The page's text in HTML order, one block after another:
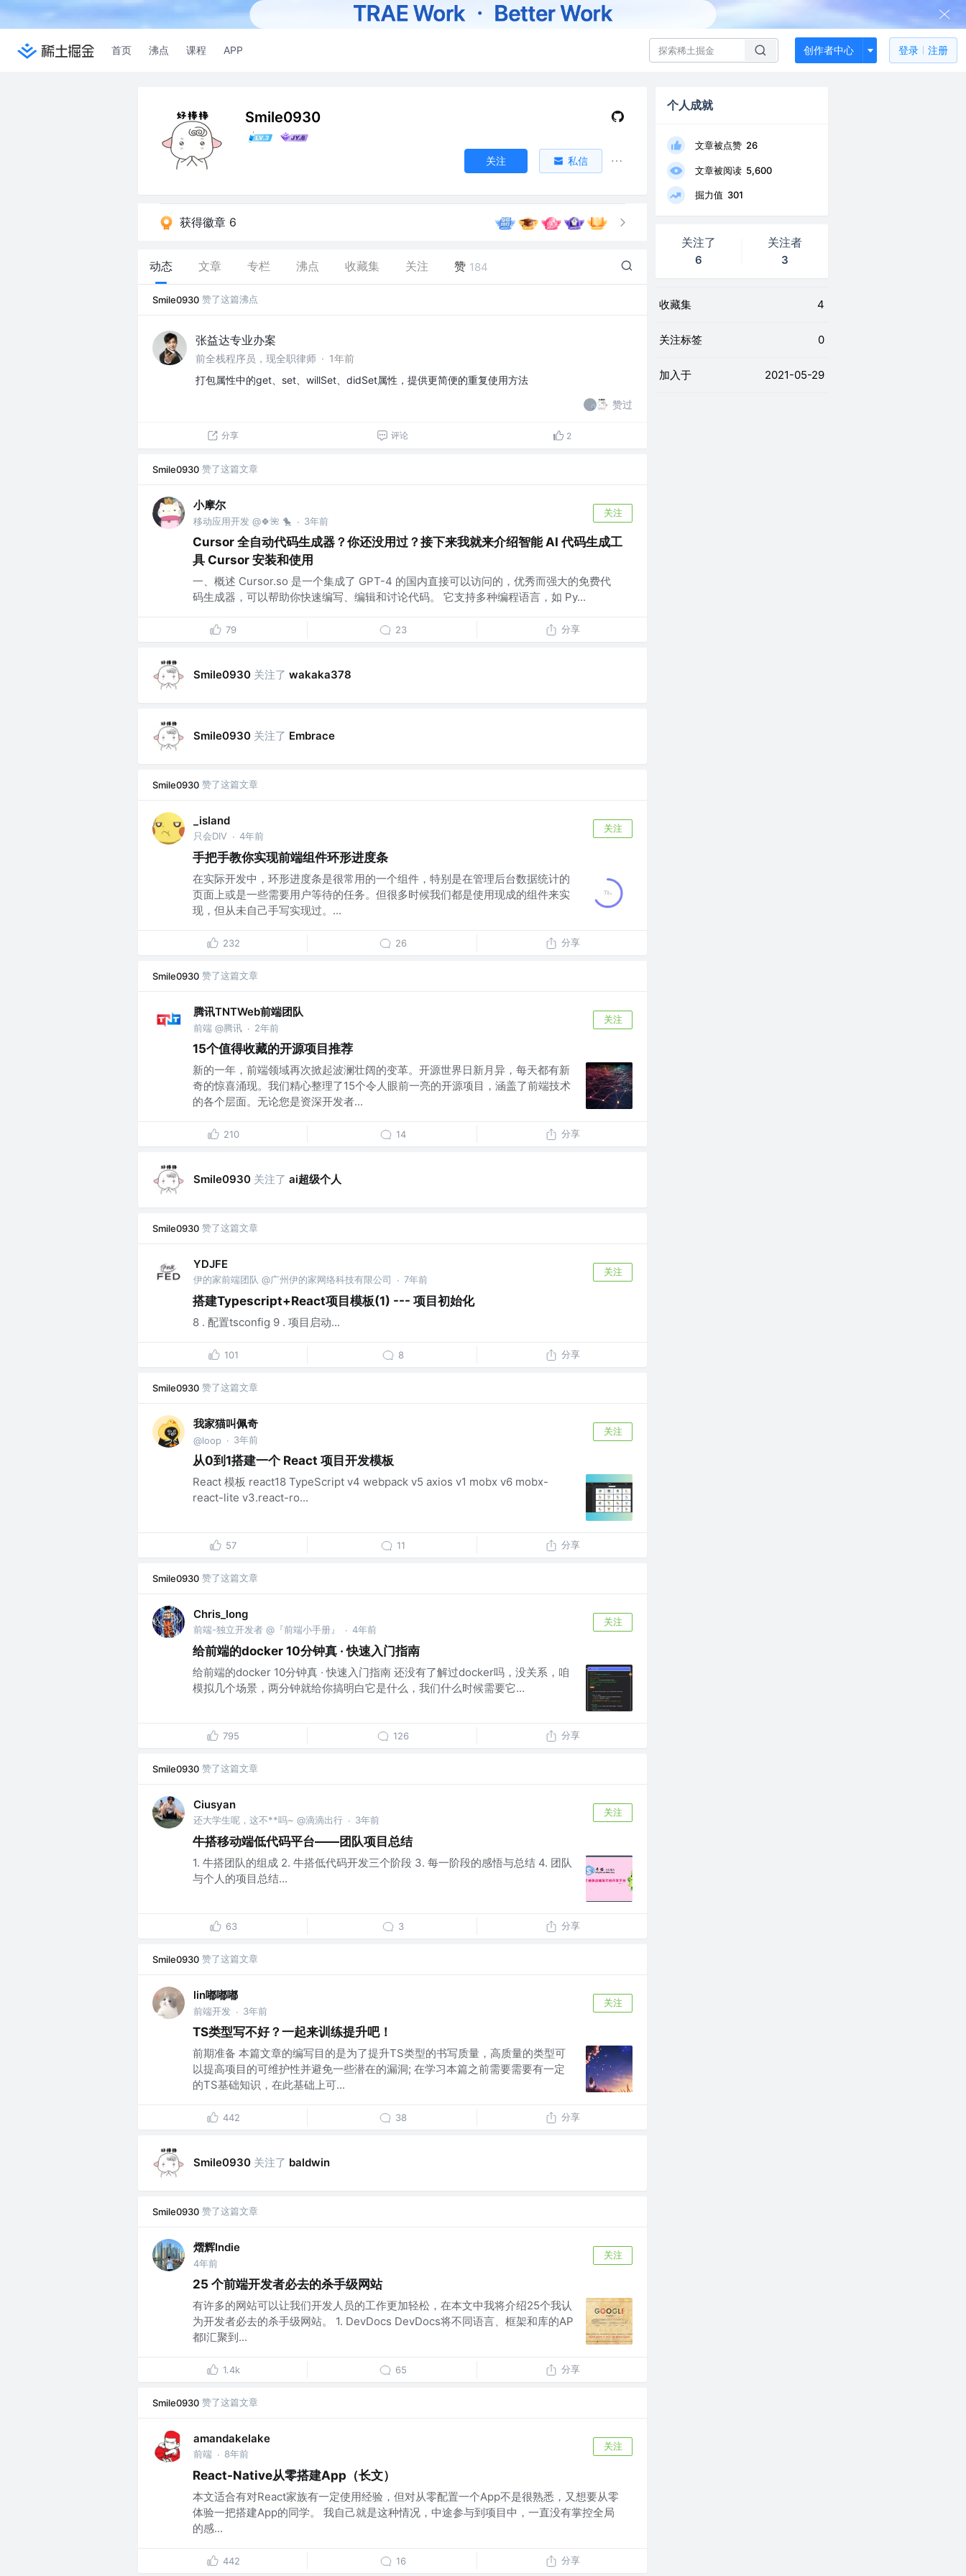
首页 沸点 课程 APP 创作者中心 登录 注册
Smile0930
关注 私信
获得徽章 6
动态 文章 专栏 沸点 收藏集 关注 赞 184
Smile0930 赞了这篇沸点
张益达专业办案
前全栈程序员，现全职律师 · 1年前
打包属性中的get、set、willSet、didSet属性，提供更简便的重复使用方法
赞过
分享 评论 2
Smile0930 赞了这篇文章
小摩尔
移动应用开发 @🍀🌺 🐤 · 3年前
关注
Cursor 全自动代码生成器？你还没用过？接下来我就来介绍智能 AI 代码生成工
具 Cursor 安装和使用
一、概述 Cursor.so 是一个集成了 GPT-4 的国内直接可以访问的，优秀而强大的免费代
码生成器，可以帮助你快速编写、编辑和讨论代码。 它支持多种编程语言，如 Py...
79 23 分享
Smile0930 关注了 wakaka378
Smile0930 关注了 Embrace
Smile0930 赞了这篇文章
_island
只会DIV · 4年前
关注
手把手教你实现前端组件环形进度条
在实际开发中，环形进度条是很常用的一个组件，特别是在管理后台数据统计的
页面上或是一些需要用户等待的任务。但很多时候我们都是使用现成的组件来实
现，但从未自己手写实现过。...
232 26 分享
Smile0930 赞了这篇文章
腾讯TNTWeb前端团队
前端 @腾讯 · 2年前
关注
15个值得收藏的开源项目推荐
新的一年，前端领域再次掀起波澜壮阔的变革。开源世界日新月异，每天都有新
奇的惊喜涌现。我们精心整理了15个令人眼前一亮的开源项目，涵盖了前端技术
的各个层面。无论您是资深开发者...
210 14 分享
Smile0930 关注了 ai超级个人
Smile0930 赞了这篇文章
YDJFE
伊的家前端团队 @广州伊的家网络科技有限公司 · 7年前
关注
搭建Typescript+React项目模板(1) --- 项目初始化
8 . 配置tsconfig 9 . 项目启动...
101 8 分享
Smile0930 赞了这篇文章
我家猫叫佩奇
@loop · 3年前
关注
从0到1搭建一个 React 项目开发模板
React 模板 react18 TypeScript v4 webpack v5 axios v1 mobx v6 mobx-
react-lite v3.react-ro...
57 11 分享
Smile0930 赞了这篇文章
Chris_long
前端-独立开发者 @『前端小手册』 · 4年前
关注
给前端的docker 10分钟真 · 快速入门指南
给前端的docker 10分钟真 · 快速入门指南 还没有了解过docker吗，没关系，咱
模拟几个场景，两分钟就给你搞明白它是什么，我们什么时候需要它...
795 126 分享
Smile0930 赞了这篇文章
Ciusyan
还大学生呢，这不**吗~ @滴滴出行 · 3年前
关注
牛搭移动端低代码平台——团队项目总结
1. 牛搭团队的组成 2. 牛搭低代码开发三个阶段 3. 每一阶段的感悟与总结 4. 团队
与个人的项目总结...
63 3 分享
Smile0930 赞了这篇文章
lin嘟嘟嘟
前端开发 · 3年前
关注
TS类型写不好？一起来训练提升吧！
前期准备 本篇文章的编写目的是为了提升TS类型的书写质量，高质量的类型可
以提高项目的可维护性并避免一些潜在的漏洞; 在学习本篇之前需要需要有一定
的TS基础知识，在此基础上可...
442 38 分享
Smile0930 关注了 baldwin
Smile0930 赞了这篇文章
熠辉Indie
4年前
关注
25 个前端开发者必去的杀手级网站
有许多的网站可以让我们开发人员的工作更加轻松，在本文中我将介绍25个我认
为开发者必去的杀手级网站。 1. DevDocs DevDocs将不同语言、框架和库的AP
都I汇聚到...
1.4k 65 分享
Smile0930 赞了这篇文章
amandakelake
前端 · 8年前
关注
React-Native从零搭建App（长文）
本文适合有对React家族有一定使用经验，但对从零配置一个App不是很熟悉，又想要从零
体验一把搭建App的同学。 我自己就是这种情况，中途参与到项目中，一直没有掌控全局
的感...
442 16 分享
个人成就
文章被点赞 26
文章被阅读 5,600
掘力值 301
关注了
6
关注者
3
收藏集 4
关注标签 0
加入于 2021-05-29